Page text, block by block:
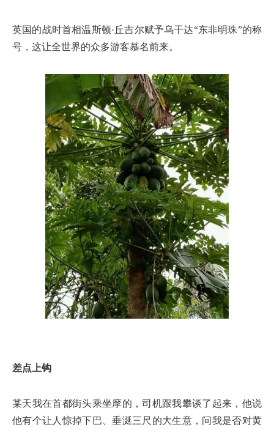
英国的战时首相温斯顿·丘吉尔赋予乌干达“东非明珠”的称
号，这让全世界的众多游客慕名前来。
差点上钩
某天我在首都街头乘坐摩的，司机跟我攀谈了起来，他说
他有个让人惊掉下巴、垂涎三尺的大生意，问我是否对黄